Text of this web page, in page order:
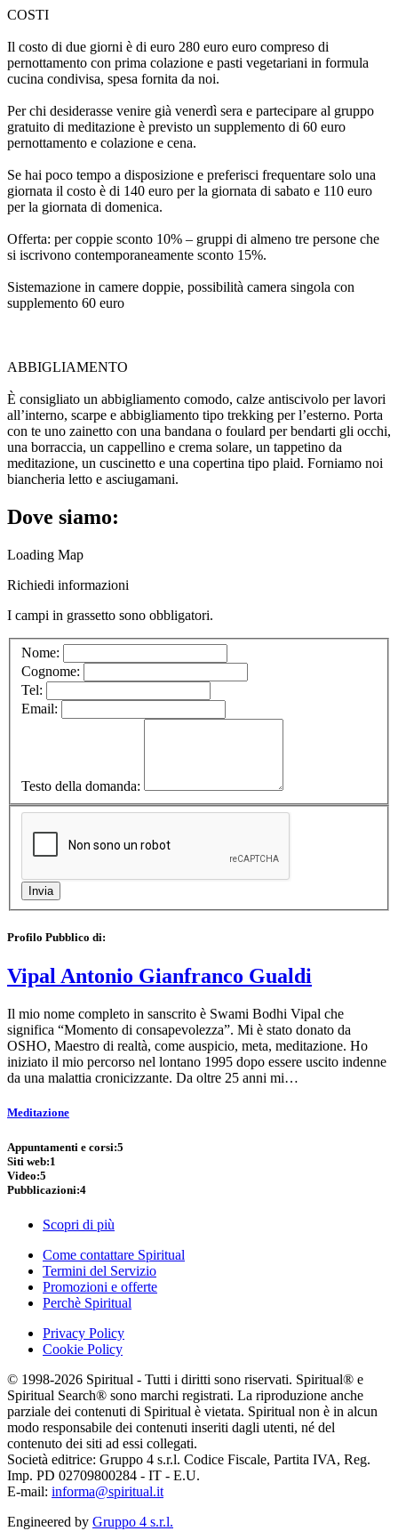
COSTI
Il costo di due giorni è di euro 280 euro euro compreso di
pernottamento con prima colazione e pasti vegetariani in formula
cucina condivisa, spesa fornita da noi.
Per chi desiderasse venire già venerdì sera e partecipare al gruppo
gratuito di meditazione è previsto un supplemento di 60 euro
pernottamento e colazione e cena.
Se hai poco tempo a disposizione e preferisci frequentare solo una
giornata il costo è di 140 euro per la giornata di sabato e 110 euro
per la giornata di domenica.
Offerta: per coppie sconto 10% – gruppi di almeno tre persone che
si iscrivono contemporaneamente sconto 15%.
Sistemazione in camere doppie, possibilità camera singola con
supplemento 60 euro
ABBIGLIAMENTO
È consigliato un abbigliamento comodo, calze antiscivolo per lavori
all’interno, scarpe e abbigliamento tipo trekking per l’esterno. Porta
con te uno zainetto con una bandana o foulard per bendarti gli occhi,
una borraccia, un cappellino e crema solare, un tappetino da
meditazione, un cuscinetto e una copertina tipo plaid. Forniamo noi
biancheria letto e asciugamani.
Dove siamo:
Loading Map
Richiedi informazioni
I campi in grassetto sono obbligatori.
Nome:
Cognome:
Tel:
Email:
Testo della domanda:
Profilo Pubblico di:
Vipal Antonio Gianfranco Gualdi
Il mio nome completo in sanscrito è Swami Bodhi Vipal che
significa “Momento di consapevolezza”. Mi è stato donato da
OSHO, Maestro di realtà, come auspicio, meta, meditazione. Ho
iniziato il mio percorso nel lontano 1995 dopo essere uscito indenne
da una malattia cronicizzante. Da oltre 25 anni mi…
Meditazione
Appuntamenti e corsi:5
Siti web:1
Video:5
Pubblicazioni:4
Scopri di più
Come contattare Spiritual
Termini del Servizio
Promozioni e offerte
Perchè Spiritual
Privacy Policy
Cookie Policy
© 1998-2026 Spiritual - Tutti i diritti sono riservati. Spiritual® e
Spiritual Search® sono marchi registrati. La riproduzione anche
parziale dei contenuti di Spiritual è vietata. Spiritual non è in alcun
modo responsabile dei contenuti inseriti dagli utenti, né del
contenuto dei siti ad essi collegati.
Società editrice: Gruppo 4 s.r.l. Codice Fiscale, Partita IVA, Reg.
Imp. PD 02709800284 - IT - E.U.
E-mail: informa@spiritual.it
Engineered by Gruppo 4 s.r.l.